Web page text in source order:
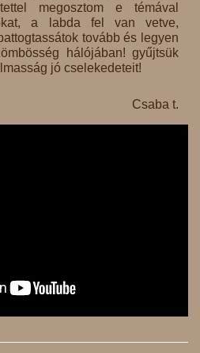
megosztom e témával
a labda fel van vetve,
tovább és legyen
hálójában! gyűjtsük
jó cselekedeteit!
Csaba t.